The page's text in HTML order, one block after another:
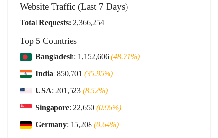
Website Traffic (Last 7 Days)
Total Requests: 2,366,254
Top 5 Countries
Bangladesh: 1,152,606(48.71%)
India: 850,701 (35.95%)
USA: 201,523(8.52%)
Singapore: 22,650(0.96%)
Germany: 15,208(0.64%)